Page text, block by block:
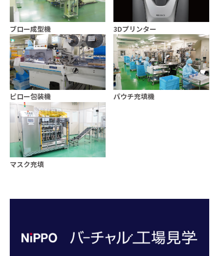
ブロー成型機 3Dプリンター
ピロー包装機 パウチ充填機
マスク充填